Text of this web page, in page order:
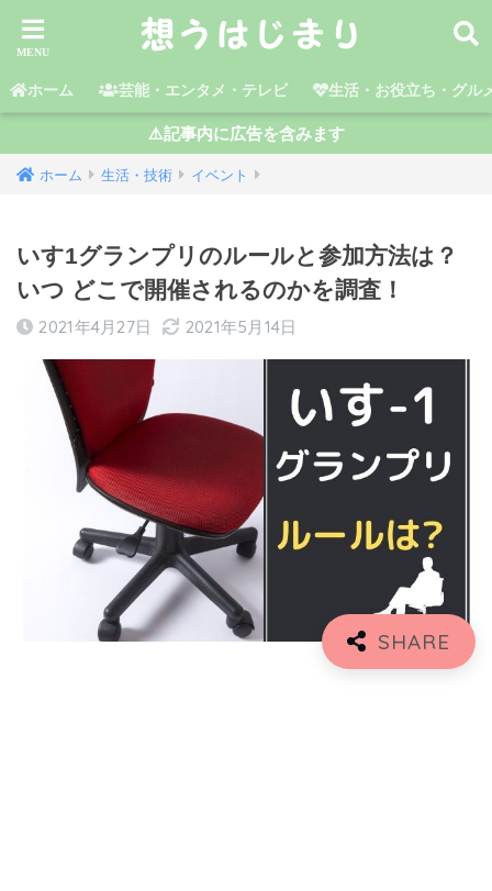
ホーム 芸能・エンタメ・テレビ 生活・お役立ち・グル
⚠️記事内に広告を含みます
ホーム 生活・技術 イベント
いす1グランプリのルールと参加方法は？
いつ どこで開催されるのかを調査！
2021年4月27日 2021年5月14日